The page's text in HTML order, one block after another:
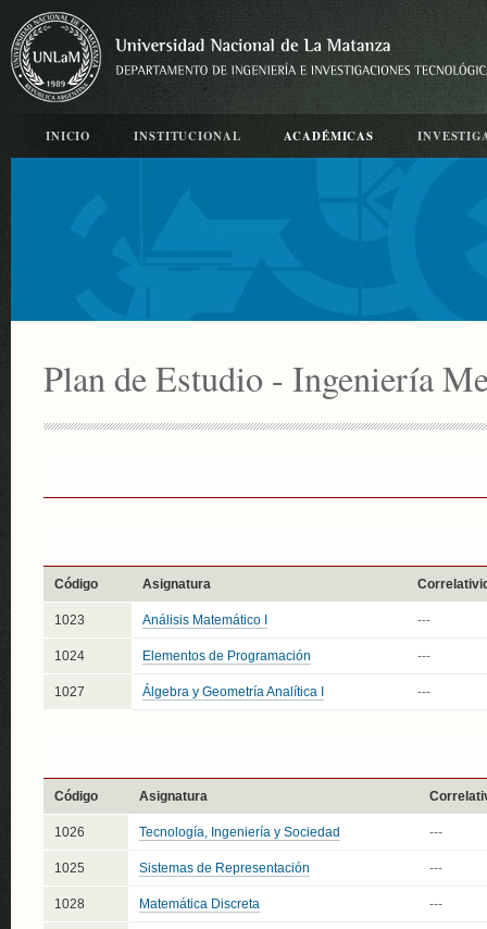
INICIO INSTITUCIONAL ACADÉMICAS
Plan de Estudio - Ingeniería
Código Asignatura
1023 Análisis Matemático I ---
1024 Elementos de Programación ---
1027 Álgebra y Geometría Analítica I ---
Código Asignatura
1026 Tecnología, Ingeniería y Sociedad ---
1025 Sistemas de Representación ---
1028 Matemática Discreta ---